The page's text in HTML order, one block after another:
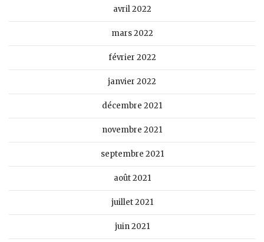
avril 2022
mars 2022
février 2022
janvier 2022
décembre 2021
novembre 2021
septembre 2021
août 2021
juillet 2021
juin 2021